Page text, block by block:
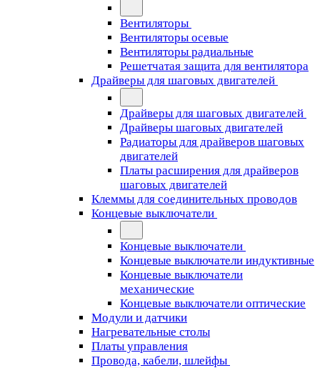
Вентиляторы
Вентиляторы осевые
Вентиляторы радиальные
Решетчатая защита для вентилятора
Драйверы для шаговых двигателей
Драйверы для шаговых двигателей
Драйверы шаговых двигателей
Радиаторы для драйверов шаговых
двигателей
Платы расширения для драйверов
шаговых двигателей
Клеммы для соединительных проводов
Концевые выключатели
Концевые выключатели
Концевые выключатели индуктивные
Концевые выключатели
механические
Концевые выключатели оптические
Модули и датчики
Нагревательные столы
Платы управления
Провода, кабели, шлейфы